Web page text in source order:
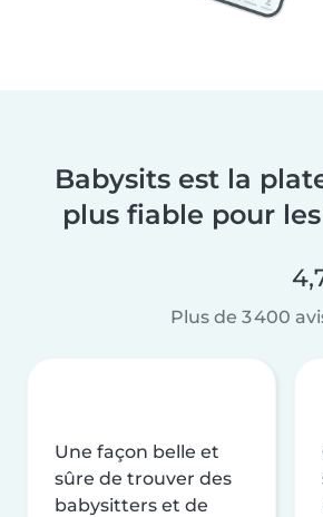
Babysits est la
plus fiable pour
Plus de 3 400
Une façon belle et
sûre de trouver des
babysitters et de